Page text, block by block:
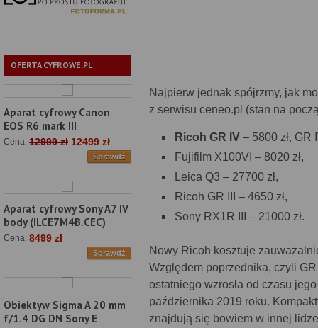
OFERTA CYFROWE.PL
Aparat cyfrowy Canon
EOS R6 mark III
Cena: 12999 zł 12499 zł
Sprawdź
Aparat cyfrowy Sony A7 IV
body (ILCE7M4B.CEC)
Cena: 8499 zł
Sprawdź
Obiektyw Sigma A 20 mm
f/1.4 DG DN Sony E
Najpierw jednak spójrzmy, jak
z serwisu ceneo.pl (stan na
Ricoh GR IV – 5800 zł, GR
Fujifilm X100VI – 8020 zł,
Leica Q3 – 27700 zł,
Ricoh GR III – 4650 zł,
Sony RX1R III – 21000 zł.
Nowy Ricoh kosztuje
Względem poprzednika, czyli
ostatniego wzrosła od czasu
października 2019 roku.
znajdują się bowiem w innej